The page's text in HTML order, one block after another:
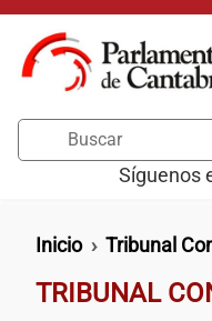
Pasar al contenido
Síguenos
Ruta de
Inicio Tribunal
TRIBUNAL